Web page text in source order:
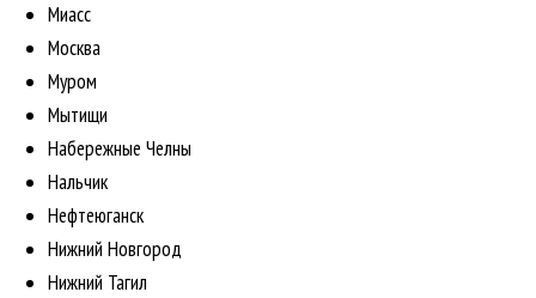
Миасс
Москва
Муром
Мытищи
Набережные Челны
Нальчик
Нефтеюганск
Нижний Новгород
Нижний Тагил